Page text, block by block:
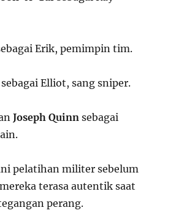
Erik, pemimpin tim.
sebagai Elliot, sang sniper.
Joseph Quinn sebagai
pelatihan militer sebelum
terasa autentik saat
perang.